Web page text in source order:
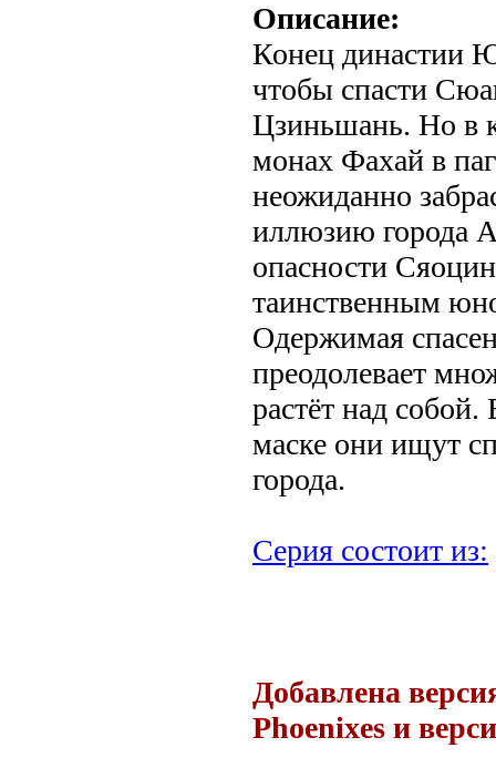
Описание:
Конец династии
чтобы спасти
Цзиньшань. Но в
монах Фахай в
неожиданно
иллюзию города
опасности
таинственным
Одержимая
преодолевает
растёт над
маске они ищут
города.
Серия состоит из:
Добавлена
Phoenixes и